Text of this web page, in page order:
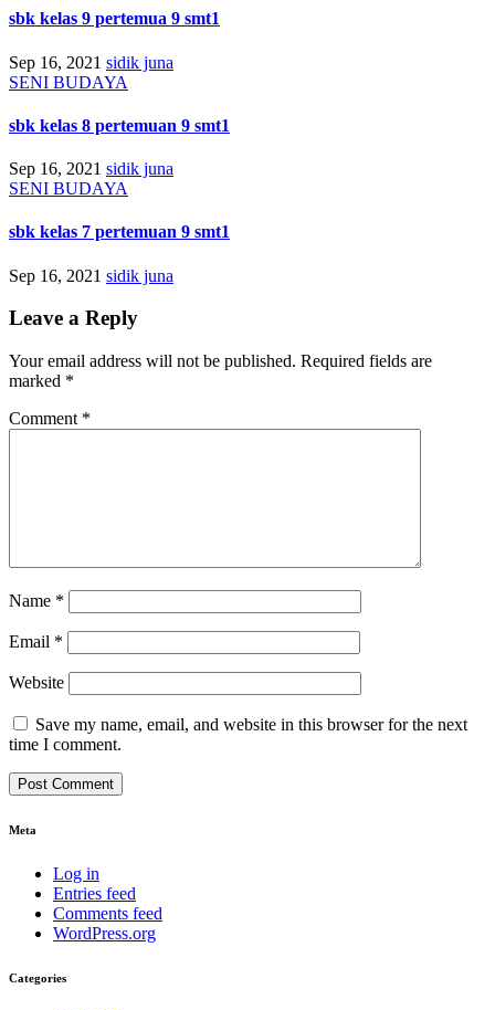
sbk kelas 9 pertemua 9 smt1
Sep 16, 2021 sidik juna
SENI BUDAYA
sbk kelas 8 pertemuan 9 smt1
Sep 16, 2021 sidik juna
SENI BUDAYA
sbk kelas 7 pertemuan 9 smt1
Sep 16, 2021 sidik juna
Leave a Reply
Your email address will not be published. Required fields are
marked *
Comment *
Name *
Email *
Website
Save my name, email, and website in this browser for the next
time I comment.
Meta
Log in
Entries feed
Comments feed
WordPress.org
Categories